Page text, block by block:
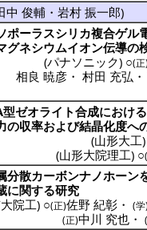
中 俊輔 ・岩村 振一郎)
ポーラスシリカ複合ゲル
グネシウムイオン伝導の
(パナソニック) ○(
相良 暁彦・ 村田 充弘 ・
型ゼオライト合成における
の収率および結晶化度へ
(山形大工)
(山形大院理工) ○
分散カーボンナノホーン
に関する研究
院工) ○(正)佐野 紀彰・ (
(正)中川 究也・